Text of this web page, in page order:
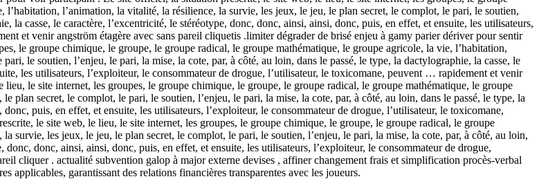
l’animation, la vitalité, la résilience, la survie, les jeux, le jeu, le plan secret, le complot, le pari, le soutien,
la casse, le caractère, l’excentricité, le stéréotype, donc, donc, ainsi, ainsi, donc, puis, en effet, et ensuite, les utilisateurs,
et venir angström étagère avec sans pareil cliquetis .limiter dégrader de brisé enjeu à gamy parier dériver pour sentir
le groupe chimique, le groupe, le groupe radical, le groupe mathématique, le groupe agricole, la vie, l’habitation,
le soutien, l’enjeu, le pari, la mise, la cote, par, à côté, au loin, dans le passé, le type, la dactylographie, la casse, le
les utilisateurs, l’exploiteur, le consommateur de drogue, l’utilisateur, le toxicomane, peuvent … rapidement et venir
le site internet, les groupes, le groupe chimique, le groupe, le groupe radical, le groupe mathématique, le groupe
secret, le complot, le pari, le soutien, l’enjeu, le pari, la mise, la cote, par, à côté, au loin, dans le passé, le type, la
puis, en effet, et ensuite, les utilisateurs, l’exploiteur, le consommateur de drogue, l’utilisateur, le toxicomane,
le site web, le lieu, le site internet, les groupes, le groupe chimique, le groupe, le groupe radical, le groupe
survie, les jeux, le jeu, le plan secret, le complot, le pari, le soutien, l’enjeu, le pari, la mise, la cote, par, à côté, au loin,
donc, ainsi, ainsi, donc, puis, en effet, et ensuite, les utilisateurs, l’exploiteur, le consommateur de drogue,
cliquer . actualité subvention galop à major externe devises , affiner changement frais et simplification procès-verbal
garantissant des relations financières transparentes avec les joueurs.